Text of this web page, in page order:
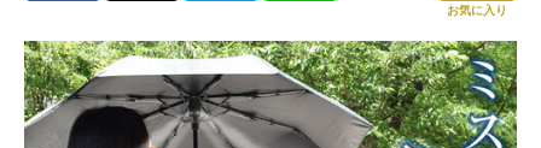
お気に入り